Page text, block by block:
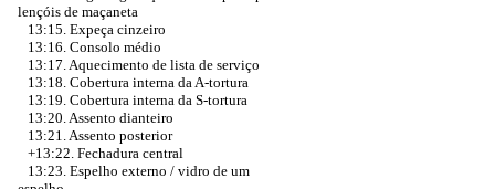
lençóis de maçaneta
13:15. Expeça cinzeiro
13:16. Consolo médio
13:17. Aquecimento de lista de serviço
13:18. Cobertura interna da A-tortura
13:19. Cobertura interna da S-tortura
13:20. Assento dianteiro
13:21. Assento posterior
+13:22. Fechadura central
13:23. Espelho externo / vidro de um